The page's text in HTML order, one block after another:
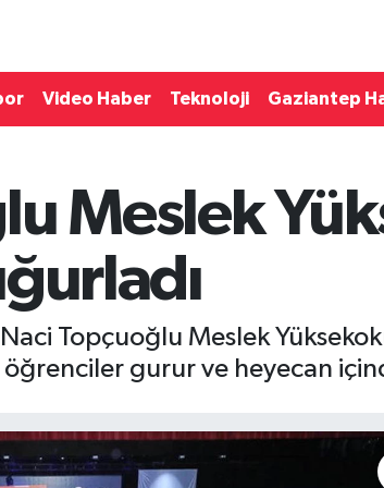
Video Haber Teknoloji Gaziantep
Meslek
Topçuoğlu Meslek
gurur ve heyecan